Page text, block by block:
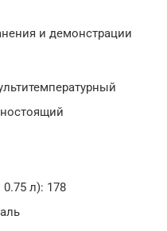
и демонстрации
л): 178